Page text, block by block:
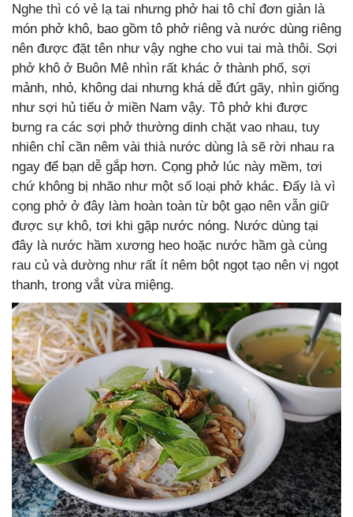
Nghe thì có vẻ lạ tai nhưng phở hai tô chỉ đơn giản là
món phở khô, bao gồm tô phở riêng và nước dùng riêng
nên được đặt tên như vậy nghe cho vui tai mà thôi. Sợi
phở khô ở Buôn Mê nhìn rất khác ở thành phố, sợi
mảnh, nhỏ, không dai nhưng khá dễ đứt gãy, nhìn giống
như sợi hủ tiếu ở miền Nam vậy. Tô phở khi được
bưng ra các sợi phở thường dinh chặt vao nhau, tuy
nhiên chỉ cần nêm vài thià nước dùng là sẽ rời nhau ra
ngay để bạn dễ gắp hơn. Cọng phở lúc này mềm, tơi
chứ không bị nhão như một số loại phở khác. Đấy là vì
cọng phở ở đây làm hoàn toàn từ bột gạo nên vẫn giữ
được sự khô, tơi khi gặp nước nóng. Nước dùng tại
đây là nước hầm xương heo hoặc nước hầm gà cùng
rau củ và dường như rất ít nêm bột ngọt tạo nên vị ngọt
thanh, trong vắt vừa miệng.